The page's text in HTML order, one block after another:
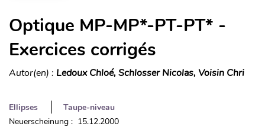
Optique MP-MP*-PT-PT* -
Exercices corrigés
Autor(en) : Ledoux Chloé, Schlosser Nicolas, Voisin Chri
Ellipses
Taupe-niveau
Neuerscheinung : 15.12.2000